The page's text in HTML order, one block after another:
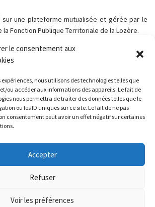
le consentement aux
nous utilisons des technologies telles que
ou accéder aux informations des appareils. Le fait de
nous permettra de traiter des données telles que le
ou les ID uniques sur ce site. Le fait de ne pas
consentement peut avoir un effet négatif sur certaines
Accepter
Refuser
Voir les préférences
une plateforme mutualisée et gérée par le
Fonction Publique Territoriale de la Lozère.
articles
– CELIB’BAL CHAUDEYRAC
RETOUR À LA LISTE